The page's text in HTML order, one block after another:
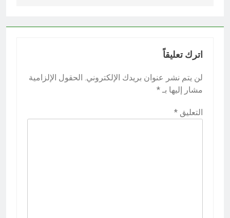
اترك تعليقاً
لن يتم نشر عنوان بريدك الإلكتروني. الحقول الإلزامية
مشار إليها بـ *
التعليق *